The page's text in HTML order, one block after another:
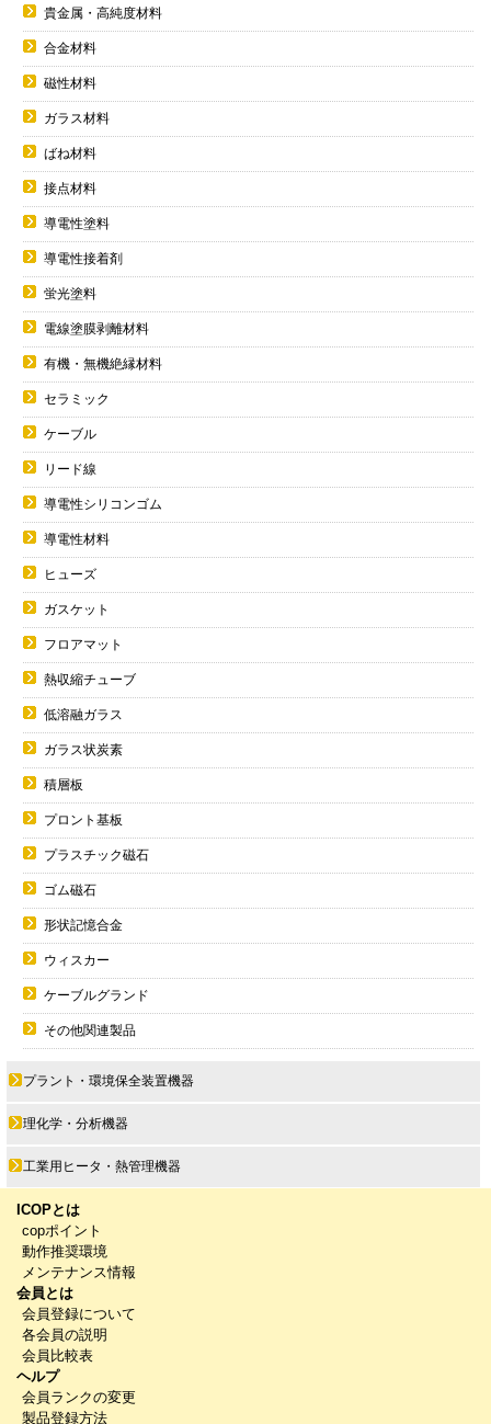
貴金属・高純度材料
合金材料
磁性材料
ガラス材料
ばね材料
接点材料
導電性塗料
導電性接着剤
蛍光塗料
電線塗膜剥離材料
有機・無機絶縁材料
セラミック
ケーブル
リード線
導電性シリコンゴム
導電性材料
ヒューズ
ガスケット
フロアマット
熱収縮チューブ
低溶融ガラス
ガラス状炭素
積層板
プロント基板
プラスチック磁石
ゴム磁石
形状記憶合金
ウィスカー
ケーブルグランド
その他関連製品
プラント・環境保全装置機器
理化学・分析機器
工業用ヒータ・熱管理機器
ICOPとは
copポイント
動作推奨環境
メンテナンス情報
会員とは
会員登録について
各会員の説明
会員比較表
ヘルプ
会員ランクの変更
製品登録方法